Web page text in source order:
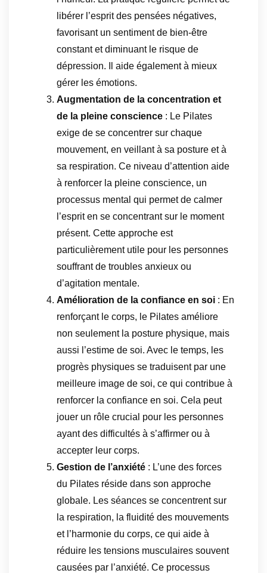
libérer l’esprit des pensées négatives,
favorisant un sentiment de bien-être
constant et diminuant le risque de
dépression. Il aide également à mieux
gérer les émotions.
Augmentation de la concentration et
de la pleine conscience : Le Pilates
exige de se concentrer sur chaque
mouvement, en veillant à sa posture et à
sa respiration. Ce niveau d’attention aide
à renforcer la pleine conscience, un
processus mental qui permet de calmer
l’esprit en se concentrant sur le moment
présent. Cette approche est
particulièrement utile pour les personnes
souffrant de troubles anxieux ou
d’agitation mentale.
Amélioration de la confiance en soi : En
renforçant le corps, le Pilates améliore
non seulement la posture physique, mais
aussi l’estime de soi. Avec le temps, les
progrès physiques se traduisent par une
meilleure image de soi, ce qui contribue à
renforcer la confiance en soi. Cela peut
jouer un rôle crucial pour les personnes
ayant des difficultés à s’affirmer ou à
accepter leur corps.
Gestion de l’anxiété : L’une des forces
du Pilates réside dans son approche
globale. Les séances se concentrent sur
la respiration, la fluidité des mouvements
et l’harmonie du corps, ce qui aide à
réduire les tensions musculaires souvent
causées par l’anxiété. Ce processus